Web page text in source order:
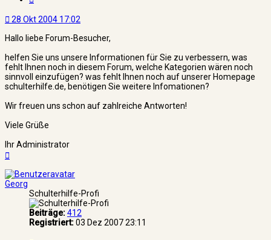
28 Okt 2004 17:02
Hallo liebe Forum-Besucher,
helfen Sie uns unsere Informationen für Sie zu verbessern, was
fehlt Ihnen noch in diesem Forum, welche Kategorien wären noch
sinnvoll einzufügen? was fehlt Ihnen noch auf unserer Homepage
schulterhilfe.de, benötigen Sie weitere Infomationen?
Wir freuen uns schon auf zahlreiche Antworten!
Viele Grüße
Ihr Administrator
Georg
Schulterhilfe-Profi
Beiträge:412
Registriert:03 Dez 2007 23:11